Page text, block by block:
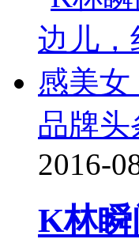
品牌头
2016-
K林瞬